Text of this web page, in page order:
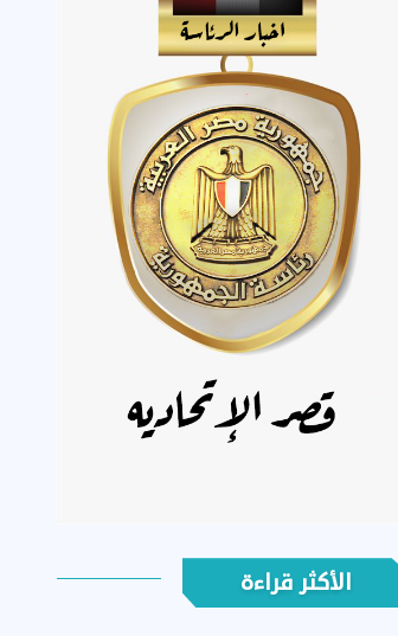
الأكثر قراءة